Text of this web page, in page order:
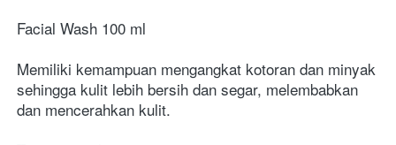
Facial Wash 100 ml
Memiliki kemampuan mengangkat kotoran dan minyak
sehingga kulit lebih bersih dan segar, melembabkan
dan mencerahkan kulit.